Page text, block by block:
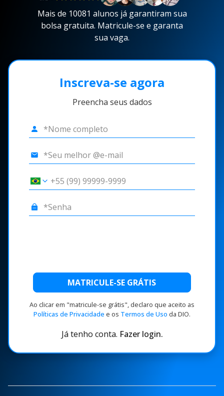
Mais de 10081 alunos já garantiram sua
bolsa gratuita. Matricule-se e garanta
sua vaga.
Inscreva-se agora
Preencha seus dados
MATRICULE-SE GRÁTIS
Ao clicar em "matricule-se grátis", declaro que aceito as
Políticas de Privacidade e os Termos de Uso da DIO.
Já tenho conta. Fazer login.